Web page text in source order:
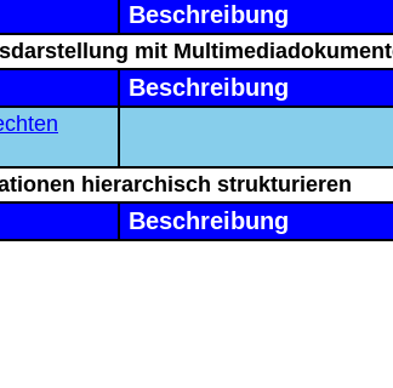
Beschreibung
mit
Beschreibung
hierarchisch strukturieren
Beschreibung